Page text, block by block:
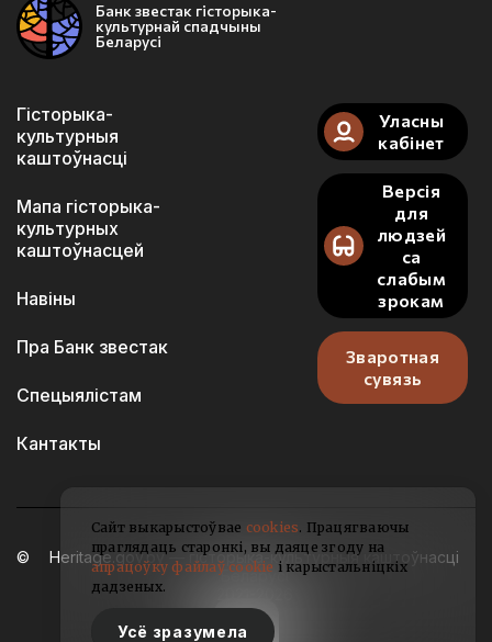
Банк звестак гісторыка-
культурнай спадчыны
Беларусі
Гісторыка-
культурныя
каштоўнасці
Мапа гісторыка-
культурных
каштоўнасцей
Навіны
Пра Банк звестак
Спецыялістам
Кантакты
Уласны
кабінет
Версія
для
людзей
са
слабым
зрокам
Зваротная
сувязь
Heritage.gov.by — гісторыка-культурныя каштоўнасці
Беларусі
Сайт выкарыстоўвае cookies. Працягваючы
праглядаць старонкі, вы даяце згоду на
апрацоўку файлаў cookie і карыстальніцкіх
дадзеных.
Усё зразумела